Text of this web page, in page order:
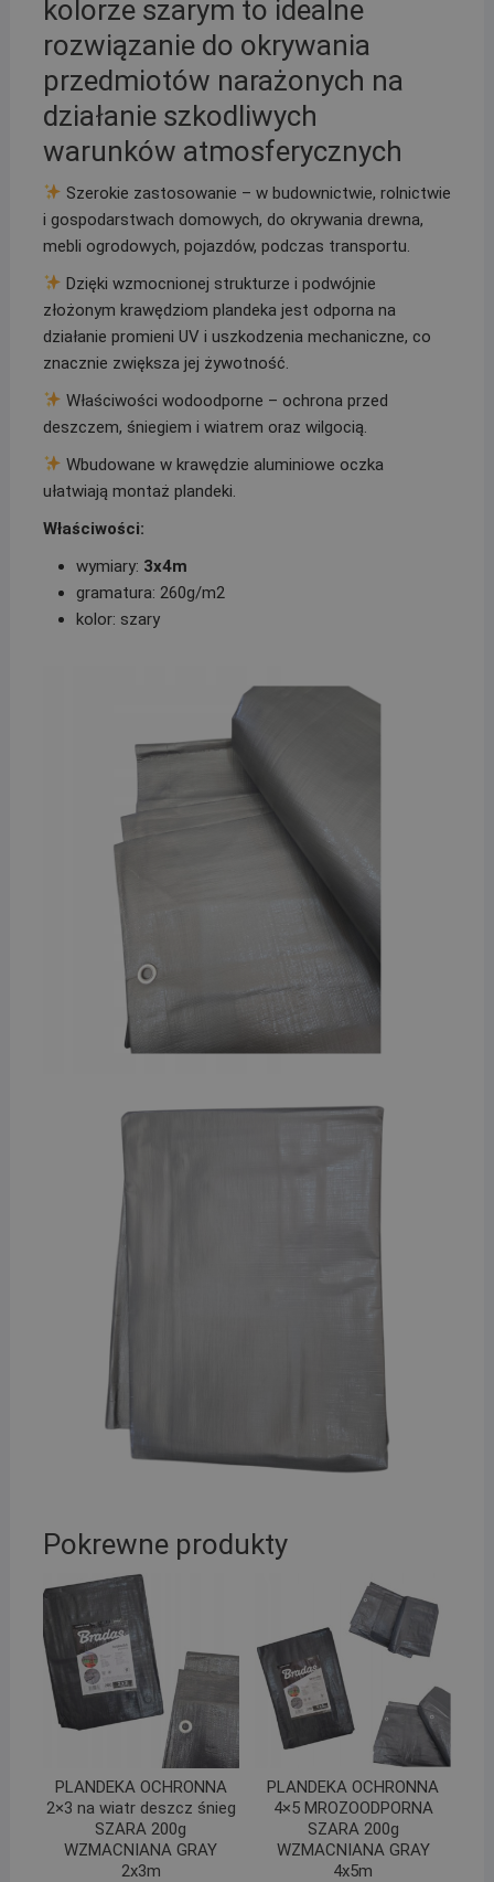
kolorze szarym to idealne
rozwiązanie do okrywania
przedmiotów narażonych na
działanie szkodliwych
warunków atmosferycznych
Szerokie zastosowanie – w budownictwie, rolnictwie
i gospodarstwach domowych, do okrywania drewna,
mebli ogrodowych, pojazdów, podczas transportu.
Dzięki wzmocnionej strukturze i podwójnie
złożonym krawędziom plandeka jest odporna na
działanie promieni UV i uszkodzenia mechaniczne, co
znacznie zwiększa jej żywotność.
Właściwości wodoodporne – ochrona przed
deszczem, śniegiem i wiatrem oraz wilgocią.
Wbudowane w krawędzie aluminiowe oczka
ułatwiają montaż plandeki.
Właściwości:
wymiary: 3x4m
gramatura: 260g/m2
kolor: szary
Pokrewne produkty
PLANDEKA OCHRONNA
2×3 na wiatr deszcz śnieg
SZARA 200g
WZMACNIANA GRAY
2x3m
PLANDEKA OCHRONNA
4×5 MROZOODPORNA
SZARA 200g
WZMACNIANA GRAY
4x5m